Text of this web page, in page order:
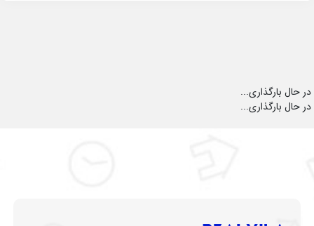
در حال بارگذاری...
در حال بارگذاری...